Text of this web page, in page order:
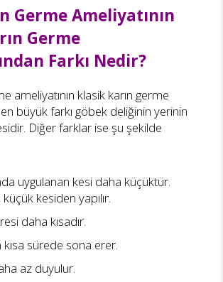
Germe Ameliyatının
Germe
Farkı Nedir?
ameliyatının klasik karın germe
büyük farkı göbek deliğinin yerinin
Diğer farklar ise şu şekilde
uygulanan kesi daha küçüktür.
kesiden yapılır.
daha kısadır.
sürede sona erer.
az duyulur.